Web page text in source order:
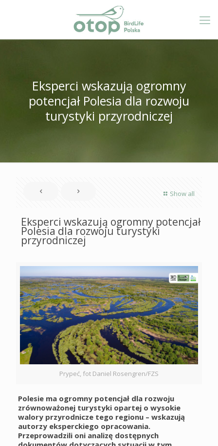
Eksperci wskazują ogromny
potencjał Polesia dla rozwoju
turystyki przyrodniczej
Show all
Eksperci wskazują ogromny potencjał
Polesia dla rozwoju turystyki
przyrodniczej
Prypeć, fot Daniel Rosengren/FZS
Polesie ma ogromny potencjał dla rozwoju
zrównoważonej turystyki opartej o wysokie
walory przyrodnicze tego regionu – wskazują
autorzy eksperckiego opracowania.
Przeprowadzili oni analizę dostępnych